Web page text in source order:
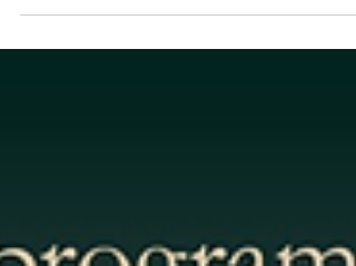
programsorozatában .